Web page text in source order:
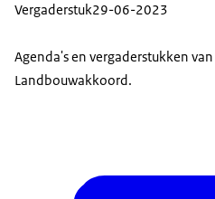
Vergaderstuk29-06-2023
Agenda's en vergaderstukken
Landbouwakkoord.